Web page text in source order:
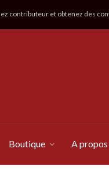
contributeur et obtenez des
Boutique A propos